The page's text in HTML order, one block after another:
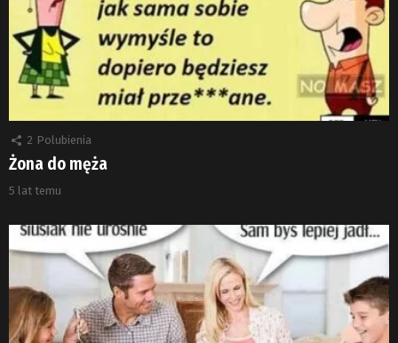
2 Polubienia
Żona do męża
5 lat temu